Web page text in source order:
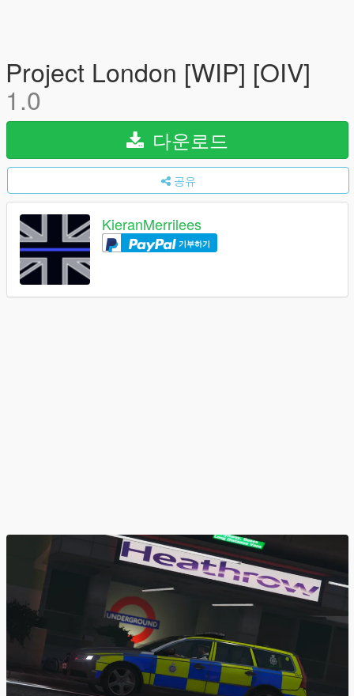
Project London [WIP] [OIV]
1.0
다운로드
공유
KieranMerrilees
기부하기